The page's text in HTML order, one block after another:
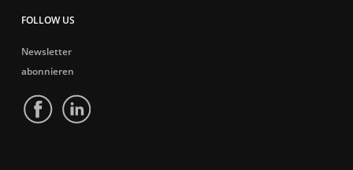
FOLLOW US
Newsletter
abonnieren